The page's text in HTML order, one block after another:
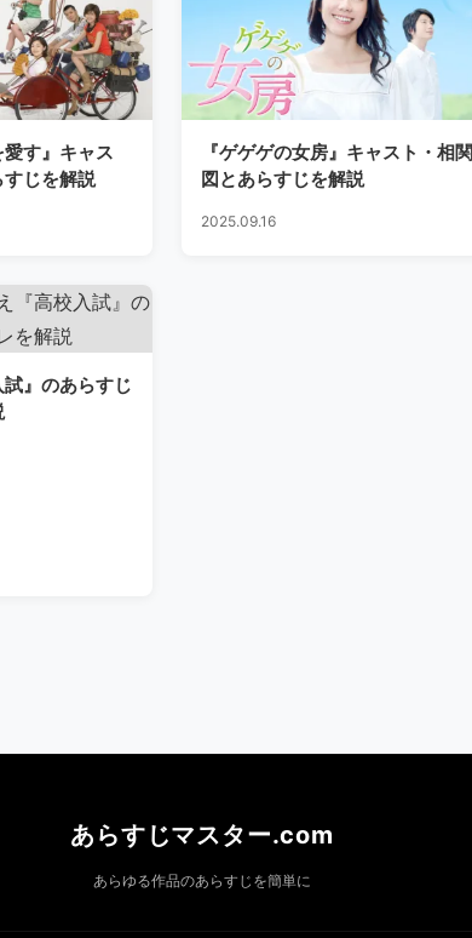
愛す』キャス
すじを解説
『ゲゲゲの女房』キャスト・相関
図とあらすじを解説
2025.09.16
』のあらすじ
あらすじマスター.com
あらゆる作品のあらすじを簡単に